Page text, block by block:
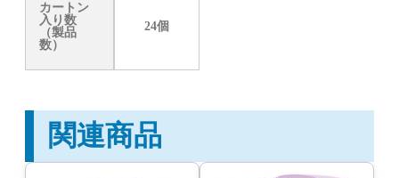
カートン
入り数
（製品
数）
24個
関連商品